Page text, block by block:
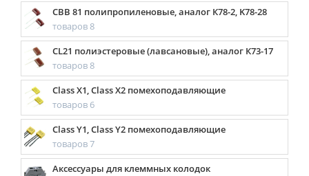
CBB 81 полипропиленовые, аналог К78-2, K78-28
товаров 8
CL21 полиэстеровые (лавсановые), аналог К73-17
товаров 8
Class X1, Class X2 помехоподавляющие
товаров 6
Class Y1, Class Y2 помехоподавляющие
товаров 7
Аксессуары для клеммных колодок